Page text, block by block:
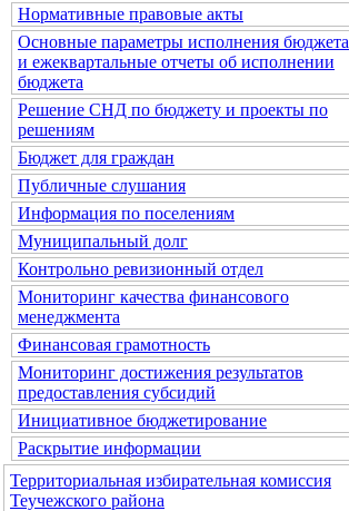
Нормативные правовые акты
Основные параметры исполнения бюджета
и ежеквартальные отчеты об исполнении
бюджета
Решение СНД по бюджету и проекты по
решениям
Бюджет для граждан
Публичные слушания
Информация по поселениям
Муниципальный долг
Контрольно ревизионный отдел
Мониторинг качества финансового
менеджмента
Финансовая грамотность
Мониторинг достижения результатов
предоставления субсидий
Инициативное бюджетирование
Раскрытие информации
Территориальная избирательная комиссия
Теучежского района